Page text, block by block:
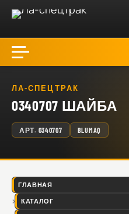
ЛА-СПЕЦТРАК
0340707 ШАЙБА
АРТ. 0340707 BLUMAQ
ГЛАВНАЯ
КАТАЛОГ